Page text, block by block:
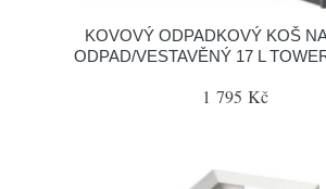
KOVOVÝ ODPADKOVÝ KOŠ
ODPAD/VESTAVĚNÝ 17 L
1 795 Kč